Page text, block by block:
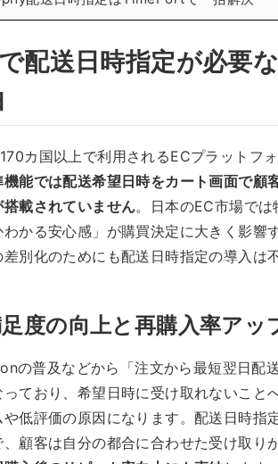
配送日時指定が必要
カ国以上で利用されるECプラットフ
機能では配送希望日時をカート画面で顧
載されていません。日本のEC市場では
かる安心感」が購買決定に大きく影響
別化のためにも配送日時指定の導入は
度の向上と再購入率アッ
の普及などから「注文から最短翌日配
ており、希望日時に受け取れないこと
低評価の原因になります。配送日時指
顧客は自分の都合に合わせた受け取り